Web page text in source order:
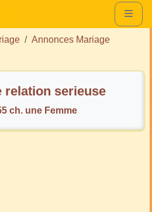
Annonces Mariage
relation serieuse
ch. une Femme